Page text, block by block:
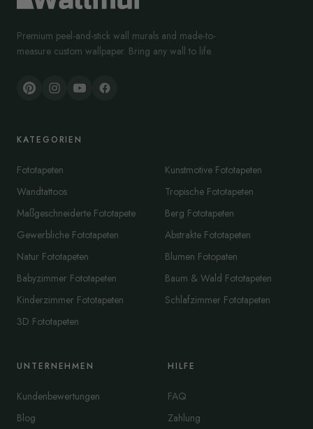
Premium peel-and-stick wall murals and made-to-
measure custom wallpaper. Bring any wall to life.
KATEGORIEN
Fototapeten
Wandtattoos
Maßgeschneiderte Fototapete
Gewerbliche Fototapeten
Natur Fototapeten
Babyzimmer Fototapeten
Kinderzimmer Fototapeten
3D Fototapeten
Kunstmotive Fototapeten
Tropische Fototapeten
Berg Fototapeten
Abstrakte Fototapeten
Blumen Fotopaten
Baum & Wald Fototapeten
Schlafzimmer Fototapeten
UNTERNEHMEN
Kundenbewertungen
Blog
HILFE
FAQ
Zahlung